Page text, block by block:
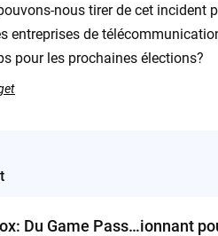
nous tirer de cet incident
entreprises de
pour les prochaines élections?
Du Game Pass…ionnant